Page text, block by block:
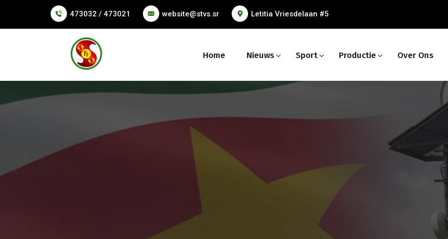
473032 / 473021 website@stvs.sr Letitia Vriesdelaan #5
Home Nieuws Sport Productie Over Ons